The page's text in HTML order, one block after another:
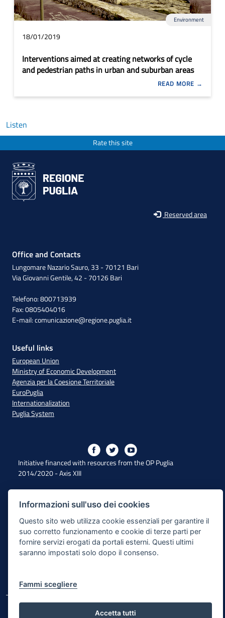
Environment
18/01/2019
Interventions aimed at creating networks of cycle
and pedestrian paths in urban and suburban areas
READ MORE
Listen
Rate this site
Reserved area
Office and Contacts
Lungomare Nazario Sauro, 33 - 70121 Bari
Via Giovanni Gentile, 42 - 70126 Bari
Telefono: 800713939
Fax: 0805404016
E-mail:comunicazione@regione.puglia.it
Useful links
European Union
Ministry of Economic Development
Agenzia per la Coesione Territoriale
EuroPuglia
Internationalization
Puglia System
Initiative financed with resources from the OP Puglia
2014/2020 - Axis XIII
Accessibility
Legal Note
Privacy Policy
Map of the site
© Regione Puglia
Informazioni sull'uso dei cookies
Questo sito web utilizza cookie essenziali per garantire il
suo corretto funzionamento e cookie di terze parti per
fornire servizi erogati da portali esterni. Questi ultimi
saranno impostati solo dopo il consenso.
Fammi scegliere
Accetta tutti